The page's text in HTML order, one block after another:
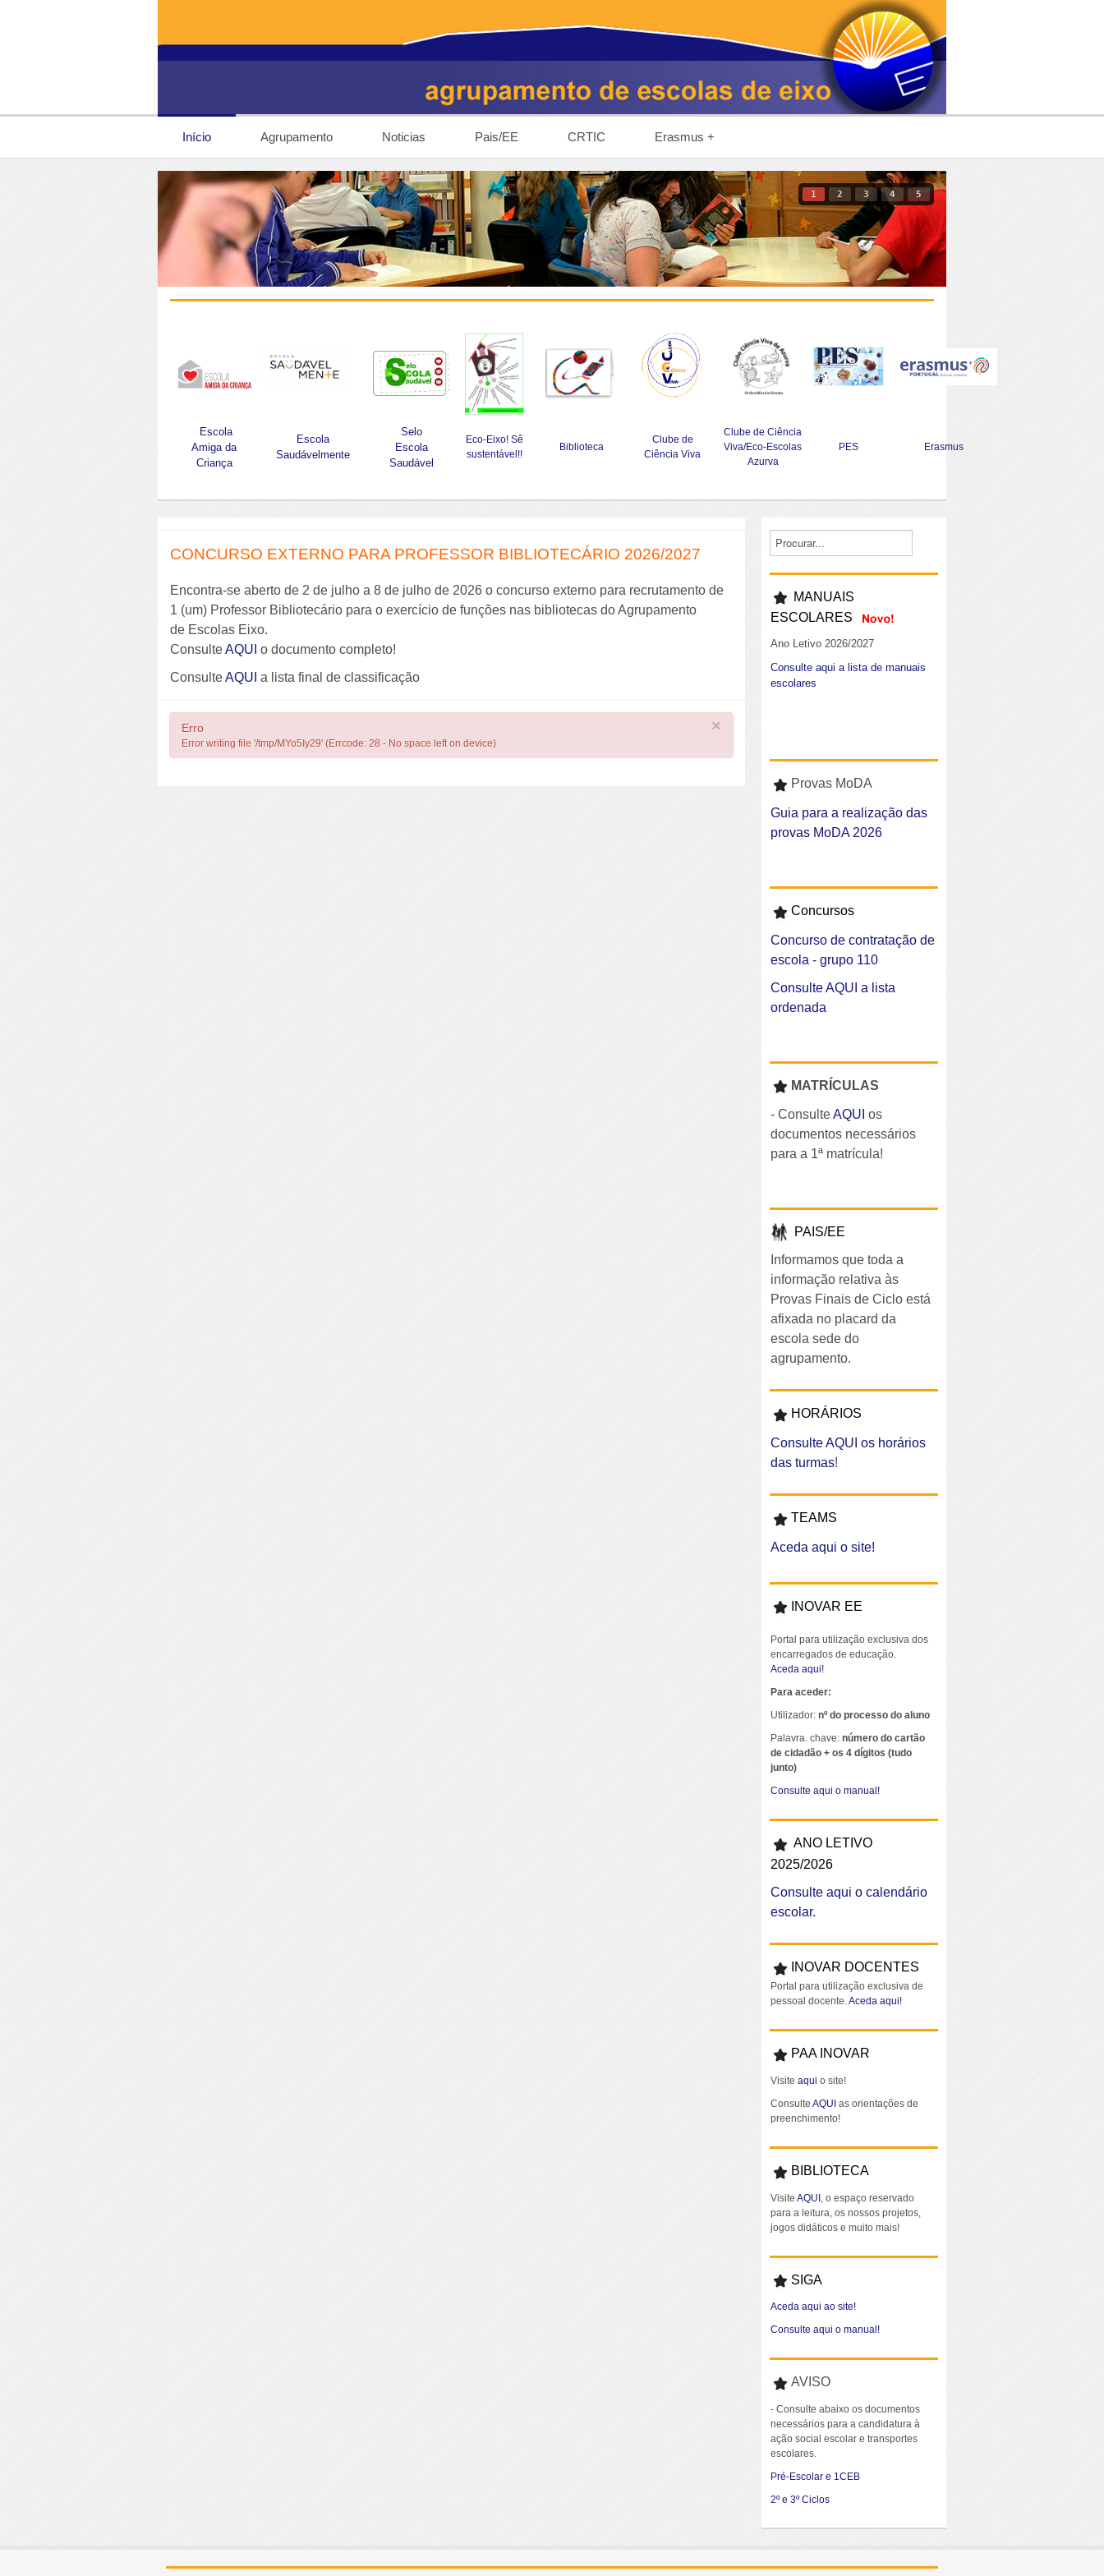
Início Agrupamento Noticias Pais/EE CRTIC Erasmus +
1 2 3 4 5
Escola
Amiga da
Criança
Escola
Saudávelmente
Selo
Escola
Saudável
Eco-Eixo! Sê
sustentável!!
Biblioteca
Clube de
Ciência Viva
Clube de Ciência
Viva/Eco-Escolas
Azurva
PES Erasmus
CONCURSO EXTERNO PARA PROFESSOR BIBLIOTECÁRIO 2026/2027
Encontra-se aberto de 2 de julho a 8 de julho de 2026 o concurso externo para recrutamento de
1 (um) Professor Bibliotecário para o exercício de funções nas bibliotecas do Agrupamento
de Escolas Eixo.
ConsulteAQUI o documento completo!
ConsulteAQUI a lista final de classificação
×
Erro
Error writing file '/tmp/MYo5Iy29' (Errcode: 28 - No space left on device)
MANUAIS
ESCOLARES
Ano Letivo 2026/2027
Consulte aqui a lista de manuais
escolares
Provas MoDA
Guia para a realização das
provas MoDA 2026
Concursos
Concurso de contratação de
escola - grupo 110
Consulte AQUI a lista
ordenada
MATRÍCULAS
- ConsulteAQUI os
documentos necessários
para a 1ª matrícula!
PAIS/EE
Informamos que toda a
informação relativa às
Provas Finais de Ciclo está
afixada no placard da
escola sede do
agrupamento.
HORÁRIOS
Consulte AQUI os horários
das turmas!
TEAMS
Aceda aqui o site!
INOVAR EE
Portal para utilização exclusiva dos
encarregados de educação.
Aceda aqui!
Para aceder:
Utilizador: nº do processo do aluno
Palavra. chave:número do cartão
de cidadão + os 4 dígitos (tudo
junto)
Consulte aqui o manual!
ANO LETIVO
2025/2026
Consulte aqui o calendário
escolar.
INOVAR DOCENTES
Portal para utilização exclusiva de
pessoal docente.Aceda aqui!
PAA INOVAR
Visite aqui o site!
ConsulteAQUI as orientações de
preenchimento!
BIBLIOTECA
VisiteAQUI , o espaço reservado
para a leitura, os nossos projetos,
jogos didáticos e muito mais!
SIGA
Aceda aqui ao site!
Consulte aqui o manual!
AVISO
- Consulte abaixo os documentos
necessários para a candidatura à
ação social escolar e transportes
escolares.
Pré-Escolar e 1CEB
2º e 3º Ciclos